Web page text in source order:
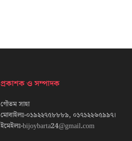
প্রকাশক ও সম্পাদক
গৌতম সাহা
মোবাইলঃ-০১৯২২৭৫৮৮৮৯, ০১৭১২২৬৫৯৯৭।
ইমেইলঃ-bijoybarta24@gmail.com